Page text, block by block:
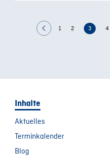
1 2 3 4
Inhalte
Aktuelles
Terminkalender
Blog